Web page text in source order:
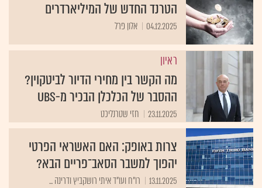
הטרנד החדש של המיליארדרים
04.12.2025 אלון פרל
ראיון
מה הקשר בין מחירי הדיור לביטקוין?
ההסבר של הכלכלן הבכיר מ-UBS
23.11.2025 חזי שטרנליכט
צרות באופק: האם האשראי הפרטי
יהפוך למשבר הסאב־פריים הבא?
13.11.2025 רו"ח ועו"ד איתי רושקביץ ודרינה ...